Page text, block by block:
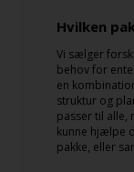
Hvilken
Vi sælger
behov for
en
struktur og
passer til alle,
kunne hjælpe
pakke, eller